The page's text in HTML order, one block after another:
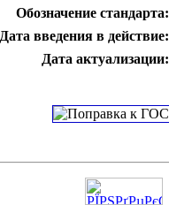
Обозначение стандарта:
Дата введения в действие:
Дата актуализации: